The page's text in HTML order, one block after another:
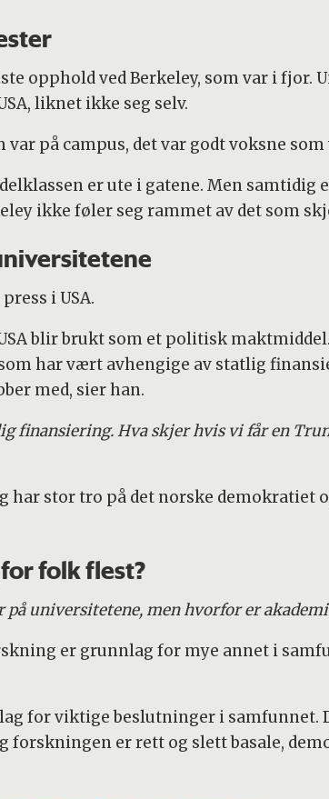
opphold ved Berkeley, som var i fjor.
liknet ikke seg selv.
på campus, det var godt voksne
er ute i gatene. Men samtidig
ikke føler seg rammet av det som
i USA.
blir brukt som et politisk
har vært avhengige av statlig
med, sier han.
finansiering. Hva skjer hvis vi får en
har stor tro på det norske demokratiet
folk flest?
på universitetene, men hvorfor er
er grunnlag for mye annet i
for viktige beslutninger i samfunnet.
er rett og slett basale,